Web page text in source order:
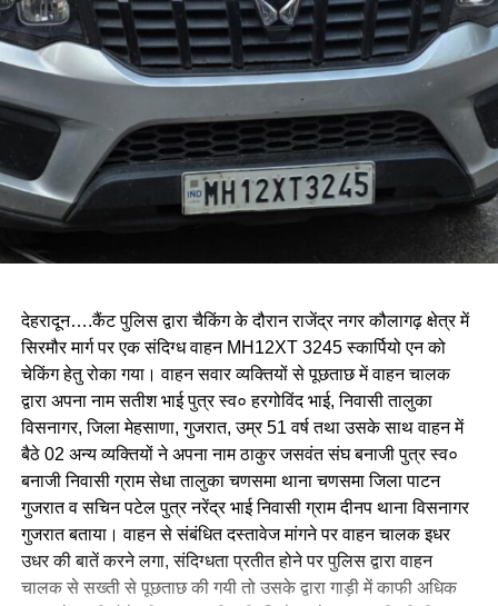
देहरादून….कैंट पुलिस द्वारा चैकिंग के दौरान राजेंद्र नगर कौलागढ़ क्षेत्र में
सिरमौर मार्ग पर एक संदिग्ध वाहन MH12XT 3245 स्कार्पियो एन को
चेकिंग हेतु रोका गया। वाहन सवार व्यक्तियों से पूछताछ में वाहन चालक
द्वारा अपना नाम सतीश भाई पुत्र स्व० हरगोविंद भाई, निवासी तालुका
विसनागर, जिला मेहसाणा, गुजरात, उम्र 51 वर्ष तथा उसके साथ वाहन में
बैठे 02 अन्य व्यक्तियों ने अपना नाम ठाकुर जसवंत संघ बनाजी पुत्र स्व०
बनाजी निवासी ग्राम सेधा तालुका चणसमा थाना चणसमा जिला पाटन
गुजरात व सचिन पटेल पुत्र नरेंद्र भाई निवासी ग्राम दीनप थाना विसनागर
गुजरात बताया। वाहन से संबंधित दस्तावेज मांगने पर वाहन चालक इधर
उधर की बातें करने लगा, संदिग्धता प्रतीत होने पर पुलिस द्वारा वाहन
चालक से सख्ती से पूछताछ की गयी तो उसके द्वारा गाड़ी में काफी अधिक